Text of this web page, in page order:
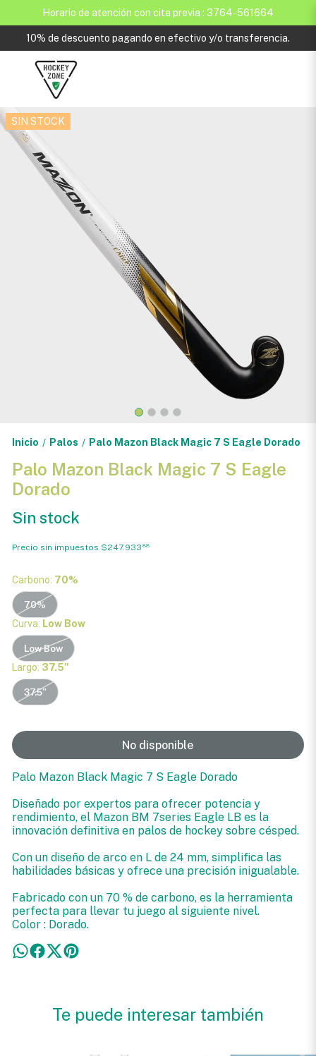
Horario de atención con cita previa : 3764-561664
10% de descuento pagando en efectivo y/o transferencia.
SIN STOCK
Inicio / Palos / Palo Mazon Black Magic 7 S Eagle Dorado
Palo Mazon Black Magic 7 S Eagle
Dorado
Sin stock
Precio sin impuestos $247.933 88
Carbono: 70%
70%
Curva: Low Bow
Low Bow
Largo: 37.5"
37.5"
No disponible
Palo Mazon Black Magic 7 S Eagle Dorado
Diseñado por expertos para ofrecer potencia y
rendimiento, el Mazon BM 7series Eagle LB es la
innovación definitiva en palos de hockey sobre césped.
Con un diseño de arco en L de 24 mm, simplifica las
habilidades básicas y ofrece una precisión inigualable.
Fabricado con un 70 % de carbono, es la herramienta
perfecta para llevar tu juego al siguiente nivel.
Color : Dorado.
Te puede interesar también